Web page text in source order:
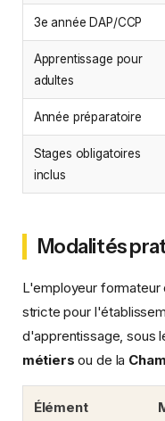
3e année DAP/CCP
Apprentissage pour
adultes
Année préparatoire
Stages obligatoires
inclus
Modalités
L'employeur
stricte pour
d'apprentissage, sous
métiers ou de la
Élément